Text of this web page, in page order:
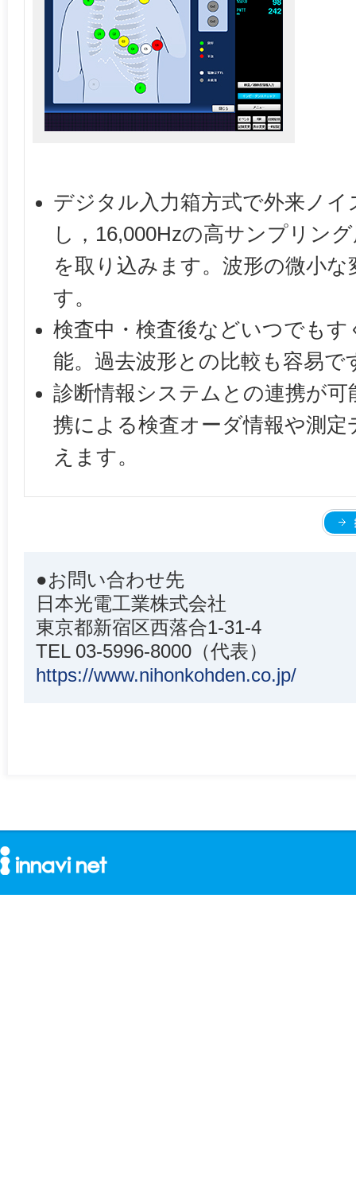
デジタル入力箱方式で外来ノ
し，16,000Hzの高サンプリン
を取り込みます。波形の微小
す。
検査中・検査後などいつでも
能。過去波形との比較も容易で
診断情報システムとの連携が可
携による検査オーダ情報や測
えます。
●お問い合わせ先
日本光電工業株式会社
東京都新宿区西落合1-31-4
TEL 03-5996-8000（代表）
https://www.nihonkohden.co.jp/